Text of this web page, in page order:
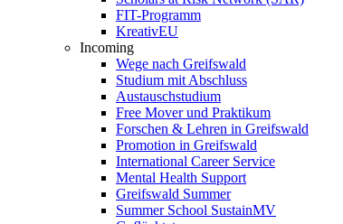
FIT-Programm
KreativEU
Incoming
Wege nach Greifswald
Studium mit Abschluss
Austauschstudium
Free Mover und Praktikum
Forschen & Lehren in Greifswald
Promotion in Greifswald
International Career Service
Mental Health Support
Greifswald Summer
Summer School SustainMV